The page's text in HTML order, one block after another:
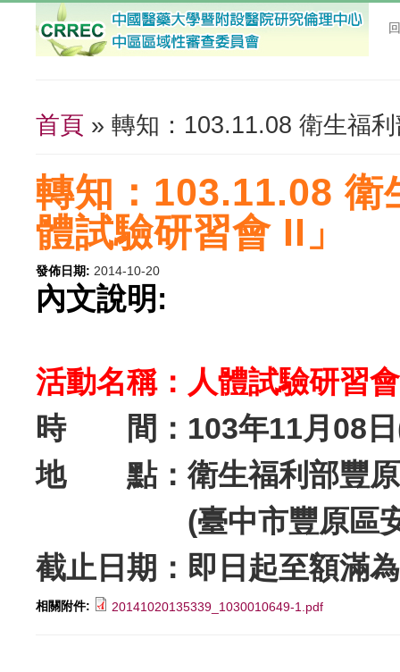
您在這裡
首頁 » 轉知：103.11.08 衛生福
轉知：103.11.08 衛
體試驗研習會 II」
發佈日期: 2014-10-20
內文說明:
活動名稱：人體試驗研習
時 間：103年11月08日
地 點：衛生福利部豐原
(臺中市豐原區安
截止日期：即日起至額滿
相關附件: 20141020135339_1030010649-1.pdf